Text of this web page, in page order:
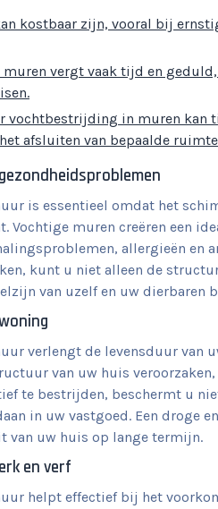
kostbaar zijn, vooral bij
muren vergt vaak tijd en
vochtbestrijding in muren kan
afsluiten van bepaalde
is essentieel omdat het
Vochtige muren creëren een
allergieën en
kunt u niet alleen de
van uzelf en uw dierbaren
verlengt de levensduur van
van uw huis
te bestrijden, beschermt u
in uw vastgoed. Een droge
van uw huis op lange termijn.
en verf
helpt effectief bij het